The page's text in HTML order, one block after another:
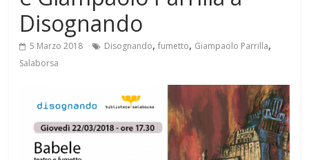
Disognando
5 Marzo 2018 Disognando,fumetto, Giampaolo Parrilla,
Salaborsa